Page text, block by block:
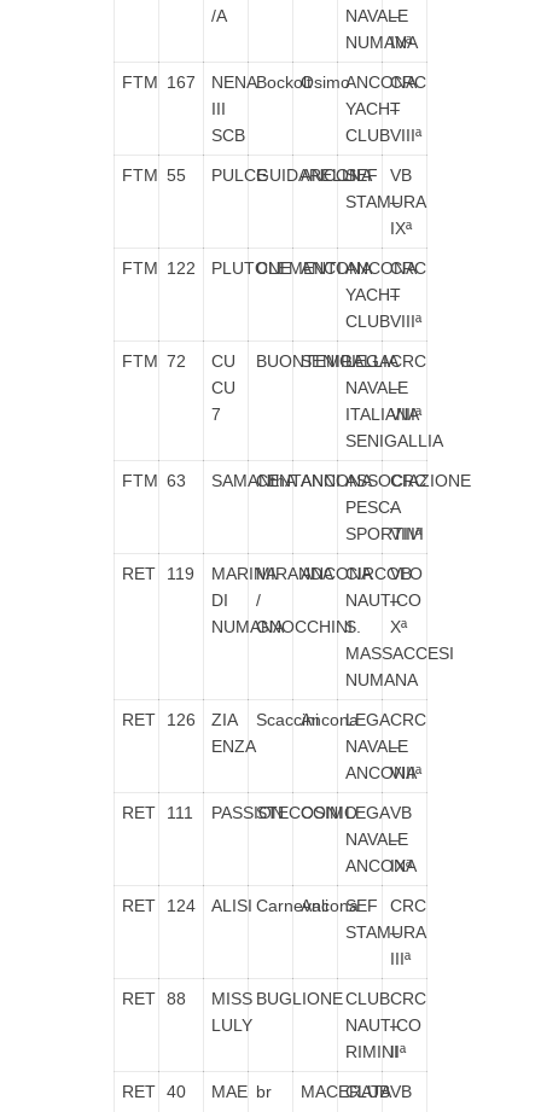
/A
NAVALE
NUMANA
–
IVª
FTM 167
NENA
III
SCB
BockoltOsimoANCONA
YACHT
CLUB
CRC
–
VIIIª
FTM 55 PULCEGUIDARELLI
ANCONA
SEF
STAMURA
VB
–
IXª
FTM 122 PLUTONECLEMENTI
ANCONAANCONA
YACHT
CLUB
CRC
–
VIIIª
FTM 72
CU
CU
7
BUONTEMPI
SENIGALLIA
LEGA
NAVALE
ITALIANA
SENIGALLIA
CRC
–
VIIIª
FTM 63 SAMANthACENTANNI
ANCONAASSOCIAZIONE
PESCA
SPORTIVI
CRC
–
VIIIª
RET 119
MARINA
DI
NUMANA
MIRANDA
/
GNOCCHINI
ANCONACIRCOLO
NAUTICO
S.
MASSACCESI
NUMANA
VB
–
Xª
RET 126
ZIA
ENZA
ScacciniAnconaLEGA
NAVALE
ANCONA
CRC
–
VIIIª
RET 111 PASSIONSTECCONI
OSIMOLEGA
NAVALE
ANCONA
VB
–
IXª
RET 124 ALISI CarnevaliAnconaSEF
STAMURA
CRC
–
IIIª
RET 88
MISS
LULY
BUGLIONECLUB
NAUTICO
RIMINI
CRC
–
IIª
RET 40
MAE br
MACERATA
CLUBVB